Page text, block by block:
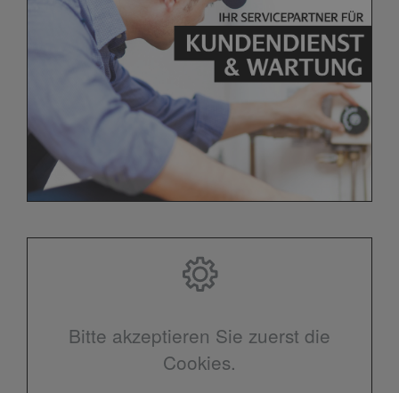
Bitte akzeptieren Sie zuerst die
Cookies.